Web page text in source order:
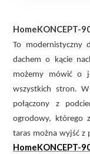
HomeKONCEPT-
To modernistyczny
dachem o kącie
możemy mówić o
wszystkich stron.
połączony z
ogrodowy, którego
taras można wyjść z
HomeKONCEPT-